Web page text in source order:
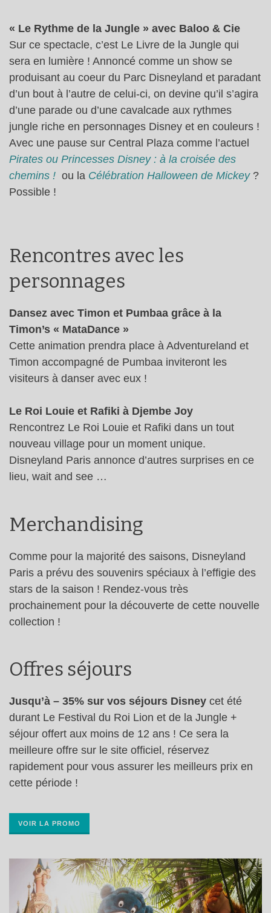
« Le Rythme de la Jungle » avec Baloo & Cie
Sur ce spectacle, c’est Le Livre de la Jungle qui
sera en lumière ! Annoncé comme un show se
produisant au coeur du Parc Disneyland et paradant
d’un bout à l’autre de celui-ci, on devine qu’il s’agira
d’une parade ou d’une cavalcade aux rythmes
jungle riche en personnages Disney et en couleurs !
Avec une pause sur Central Plaza comme l’actuel
Pirates ou Princesses Disney : à la croisée des
chemins ! ou la Célébration Halloween de Mickey ?
Possible !
Rencontres avec les
personnages
Dansez avec Timon et Pumbaa grâce à la
Timon’s « MataDance »
Cette animation prendra place à Adventureland et
Timon accompagné de Pumbaa inviteront les
visiteurs à danser avec eux !
Le Roi Louie et Rafiki à Djembe Joy
Rencontrez Le Roi Louie et Rafiki dans un tout
nouveau village pour un moment unique.
Disneyland Paris annonce d’autres surprises en ce
lieu, wait and see …
Merchandising
Comme pour la majorité des saisons, Disneyland
Paris a prévu des souvenirs spéciaux à l’effigie des
stars de la saison ! Rendez-vous très
prochainement pour la découverte de cette nouvelle
collection !
Offres séjours
Jusqu’à – 35% sur vos séjours Disney cet été
durant Le Festival du Roi Lion et de la Jungle +
séjour offert aux moins de 12 ans ! Ce sera la
meilleure offre sur le site officiel, réservez
rapidement pour vous assurer les meilleurs prix en
cette période !
VOIR LA PROMO